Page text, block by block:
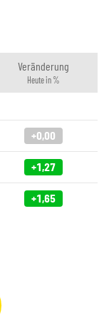
Veränderung
Heute in %
+0,00
+1,27
+1,65